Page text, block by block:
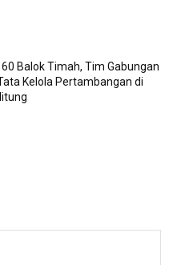
Balok Timah, Tim Gabungan
Kelola Pertambangan di